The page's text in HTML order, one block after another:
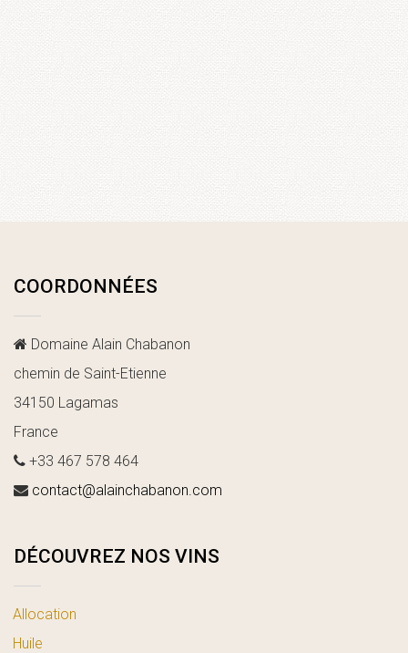
COORDONNÉES
Domaine Alain Chabanon
chemin de Saint-Etienne
34150 Lagamas
France
+33 467 578 464
contact@alainchabanon.com
DÉCOUVREZ NOS VINS
Allocation
Huile